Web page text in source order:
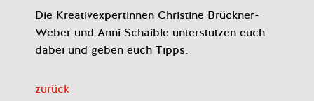
Die Kreativexpertinnen Christine Brückner-
Weber und Anni Schaible unterstützen euch
dabei und geben euch Tipps.
zurück